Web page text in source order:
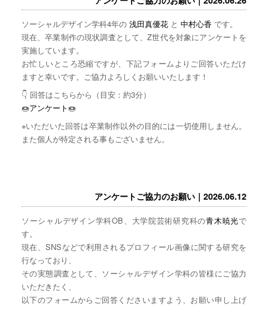
ソーシャルデザイン学科4年の 浅田真優花と 中村心香 です。
現在、卒業制作の現状調査として、Z世代を対象にアンケートを
実施しています。
お忙しいところ恐縮ですが、下記フォームよりご回答いただけ
ますと幸いです。ご協力よろしくお願いいたします！
👇 回答はこちらから（目安：約3分）
🍩アンケート🍩
※いただいた回答は卒業制作以外の目的には一切使用しません。
また個人が特定される事もございません。
アンケートご協力のお願い｜2026.06.12
ソーシャルデザイン学科OB、大学院芸術研究科の青木暁光で
す。
現在、SNSなどで利用されるプロフィール画像に関する研究を
行なっており、
その実態調査として、ソーシャルデザイン学科の皆様にご協力
いただきたく、
以下のフォームからご回答くださいますよう、お願い申し上げ